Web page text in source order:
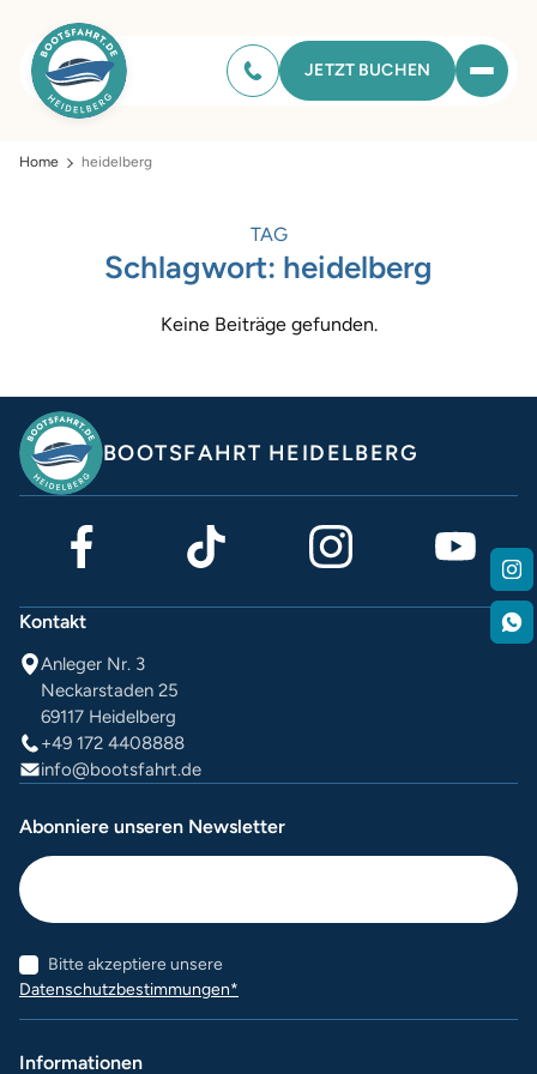
JETZT BUCHEN
Home heidelberg
TAG
Schlagwort: heidelberg
Keine Beiträge gefunden.
BOOTSFAHRT HEIDELBERG
Kontakt
Anleger Nr. 3
Neckarstaden 25
69117 Heidelberg
+49 172 4408888
info@bootsfahrt.de
Abonniere unseren Newsletter
Bitte akzeptiere unsere
Datenschutzbestimmungen*
Informationen